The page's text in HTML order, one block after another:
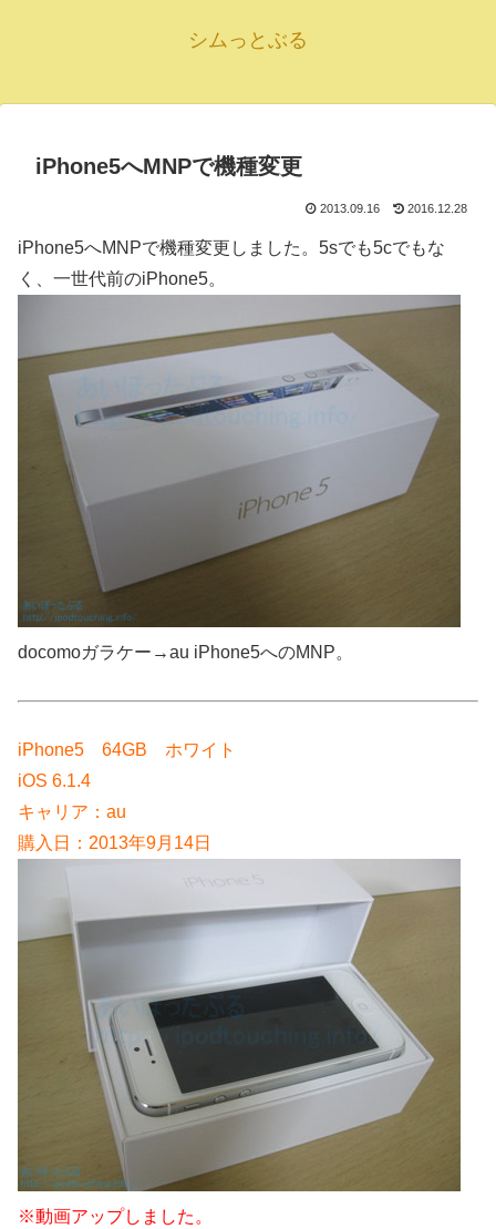
シムっとぶる
iPhone5へMNPで機種変更
2013.09.16 2016.12.28
iPhone5へMNPで機種変更しました。5sでも5cでもな
く、一世代前のiPhone5。
docomoガラケー→au iPhone5へのMNP。
iPhone5 64GB ホワイト
iOS 6.1.4
キャリア：au
購入日：2013年9月14日
※動画アップしました。